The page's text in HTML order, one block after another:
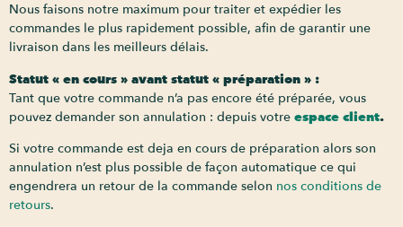
Nous faisons notre maximum pour traiter et expédier les
commandes le plus rapidement possible, afin de garantir une
livraison dans les meilleurs délais.
Statut « en cours » avant statut « préparation » :
Tant que votre commande n’a pas encore été préparée, vous
pouvez demander son annulation : depuis votre espace client.
Si votre commande est deja en cours de préparation alors son
annulation n’est plus possible de façon automatique ce qui
engendrera un retour de la commande selon nos conditions de
retours.